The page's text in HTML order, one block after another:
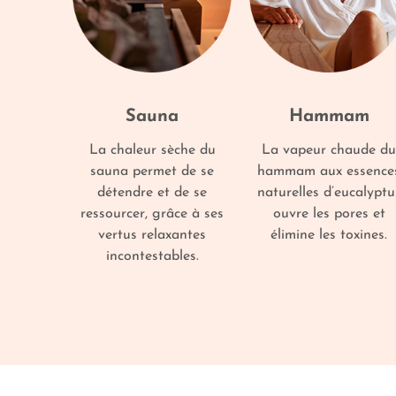
Sauna
La chaleur sèche du
sauna permet de se
détendre et de se
ressourcer, grâce à ses
vertus relaxantes
incontestables.
Hammam
La vapeur chaude du
hammam aux
naturelles
ouvre les pores et
élimine les toxines.